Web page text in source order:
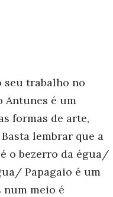
seu trabalho no
Antunes é um
formas de arte,
lembrar que a
o bezerro da égua/
Papagaio é um
meio é